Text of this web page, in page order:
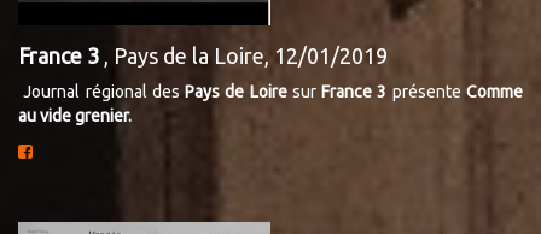
France 3 , Pays de la Loire, 12/01/2019
Journal régional des Pays de LoiresurFrance 3 présenteComme
au vide grenier.